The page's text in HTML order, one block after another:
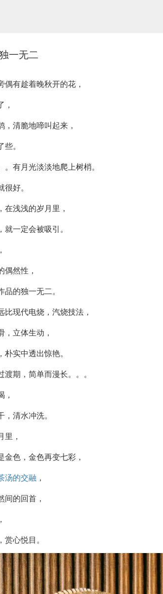
一无二
偶有趁着晚秋开的花，
，
，清脆地啼叫起来，
些。
。有月光淡淡地爬上树梢。
很好。
在浅浅的岁月里，
就一定会被吸引。
偶然性，
品的独一无二。
比现代电烧，汽烧技法，
，立体生动，
朴实中透出惊艳。
渡期，简单而漫长。。。
，
，清水冲洗。
里，
金色，金色再变七彩，
汤的交融 ，
间的回首，
赏心悦目。